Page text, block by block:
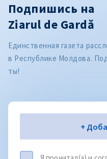
Подпишись на
Ziarul de Gardă
Единственная газета
в Республике Молдова.
ты!
Электронная почта
+